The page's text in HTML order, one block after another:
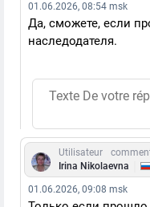
01.06.2026, 08:54 msk
Да, сможете, если
наследодателя.
Utilisateur
Irina Nikolaevna
01.06.2026, 09:08 msk